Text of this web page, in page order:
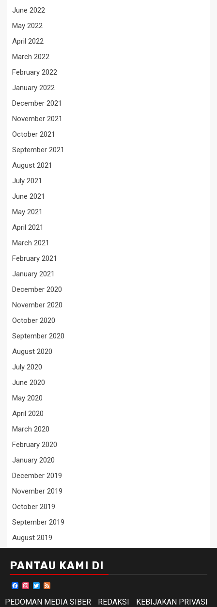
June 2022
May 2022
April 2022
March 2022
February 2022
January 2022
December 2021
November 2021
October 2021
September 2021
August 2021
July 2021
June 2021
May 2021
April 2021
March 2021
February 2021
January 2021
December 2020
November 2020
October 2020
September 2020
August 2020
July 2020
June 2020
May 2020
April 2020
March 2020
February 2020
January 2020
December 2019
November 2019
October 2019
September 2019
August 2019
PANTAU KAMI DI
Facebook
Instagram
Twitter
PEDOMAN MEDIA SIBER
REDAKSI KEBIJAKAN PRIVASI